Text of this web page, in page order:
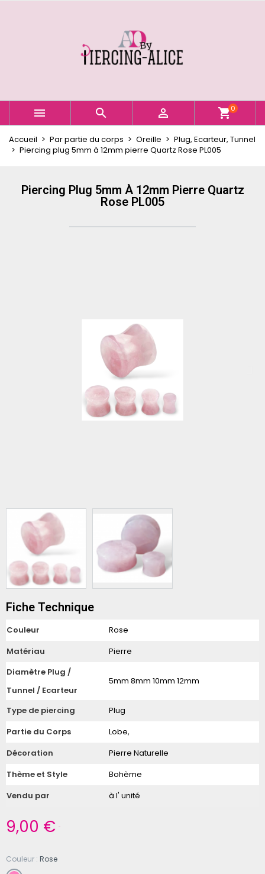
   shopping_cart0
Accueil Par partie du corps Oreille
Plug, Ecarteur, Tunnel
Piercing plug 5mm à 12mm pierre Quartz Rose PL005
Piercing Plug 5mm À 12mm Pierre Quartz
Rose PL005
Fiche Technique
Couleur
Rose
Matériau
Pierre
Diamètre Plug /
Tunnel / Ecarteur
5mm 8mm 10mm 12mm
Type de piercing
Plug
Partie du Corps
Lobe,
Décoration
Pierre Naturelle
Thème et Style
Bohème
Vendu par
à l' unité
9,00 €
Couleur Rose
Créer une nouvelle liste
Nom de la liste d'envies
Annuler Créer une liste d'envies
Vous devez être connecté pour ajouter des produits
à votre liste d'envies.
Annuler Connexion